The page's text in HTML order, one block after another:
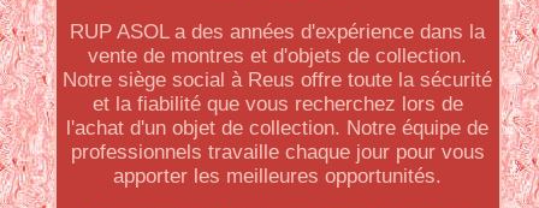
RUP ASOL a des années d'expérience dans la
vente de montres et d'objets de collection.
Notre siège social à Reus offre toute la sécurité
et la fiabilité que vous recherchez lors de
l'achat d'un objet de collection. Notre équipe de
professionnels travaille chaque jour pour vous
apporter les meilleures opportunités.